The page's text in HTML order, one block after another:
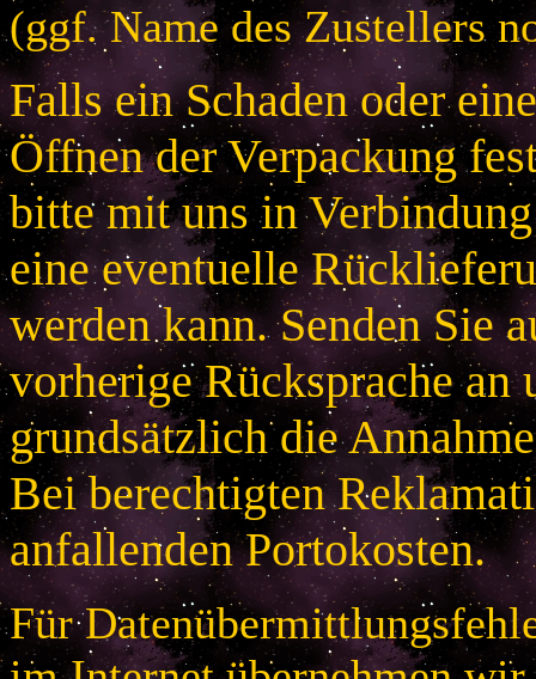
(ggf. Name des Zustellers
Falls ein Schaden oder
Öffnen der Verpackung
bitte mit uns in
eine eventuelle
werden kann. Senden Sie
vorherige Rücksprache
grundsätzlich die
Bei berechtigten
anfallenden Portokosten.
Für